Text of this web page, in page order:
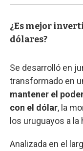
¿Es mejor
dólares?
Se desarrolló en
transformado en
mantener el
con el dólar, la
los uruguayos a la
Analizada en el